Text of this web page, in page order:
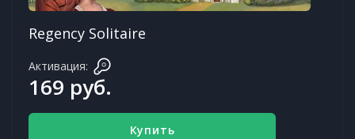
Regency Solitaire
Активация:
169 руб.
Купить